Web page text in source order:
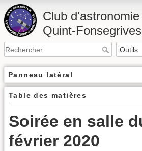
Club
Quint-Fonsegrives
Panneau latéral
Table des matières
Soirée en salle
février 2020